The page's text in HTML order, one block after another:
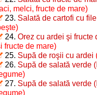
melci, fructe de mare)
23. Salată de cartofi cu
24. Orez cu ardei şi fructe
fructe de mare)
25. Supă de roşii cu ardei
26. Supă de salată verde
27. Supă de salată verde